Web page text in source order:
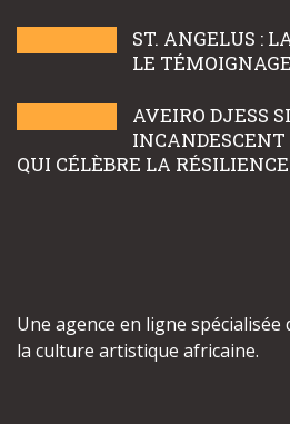
ST. ANGELUS :
LE
AVEIRO DJESS
INCANDESCENT
QUI CÉLÈBRE LA
Une agence en ligne
la culture artistique africaine.